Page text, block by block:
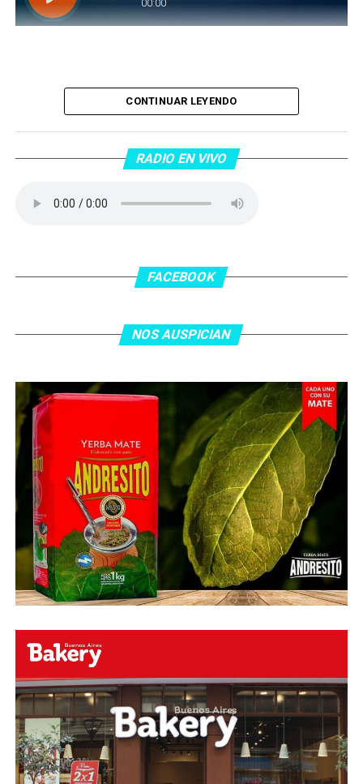
Piantaos por el Tango. Piantaos por el Tango es un
programa radiofónico semanal conducido y dirigido por
Raúl Mamone con el objetivo de difundir el Tango desde
O ingresa
de nuestras redes sociales Te
esperamos en el portal de la #radio con la mejor
información y la mejor #música…
#Folklore #tango
#Rock #Nacional,
#RockInternacional,
#RockandRoll, #Noticias y la mejor #Música
Te
esperamos
Faceboock: H2O Radio
Onlinehttps://www.facebook.com/h2oradioonline
CONTINUAR LEYENDO
RADIO EN VIVO
FACEBOOK
NOS AUSPICIAN